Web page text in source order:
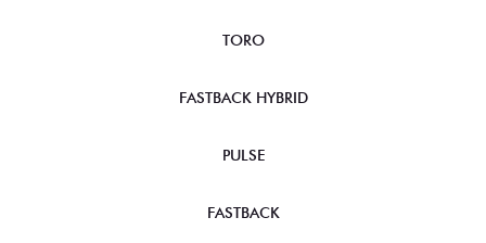
TORO
FASTBACK HYBRID
PULSE
FASTBACK